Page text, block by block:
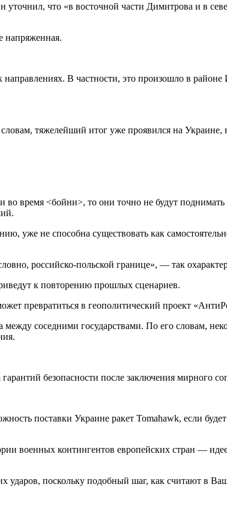
что «в восточной части Димитрова и в
напряженная.
В частности, это произошло в
тяжелейший итог уже проявился на Украине,
время <бойни>, то они точно не будут поднимать
уже не способна существовать как
российско-польской границе», — так
к повторению прошлых сценариев.
превратиться в геополитический проект
соседними государствами. По его словам,
безопасности после заключения мирного
поставки Украине ракет Tomahawk, если
военных контингентов европейских стран —
поскольку подобный шаг, как считают в